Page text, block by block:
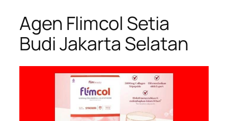
Agen Flimcol Setia
Budi Jakarta Selatan